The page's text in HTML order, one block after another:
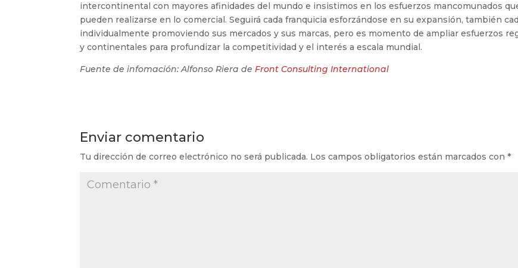
intercontinental con mayores afinidades del mundo e insistimos en los esfuerzos mancomunados
pueden realizarse en lo comercial. Seguirá cada franquicia esforzándose en su expansión, también
individualmente promoviendo sus mercados y sus marcas, pero es momento de ampliar esfuerzos
y continentales para profundizar la competitividad y el interés a escala mundial.
Fuente de infomación: Alfonso Riera deFront Consulting International
Enviar comentario
Tu dirección de correo electrónico no será publicada. Los campos obligatorios están marcados con*